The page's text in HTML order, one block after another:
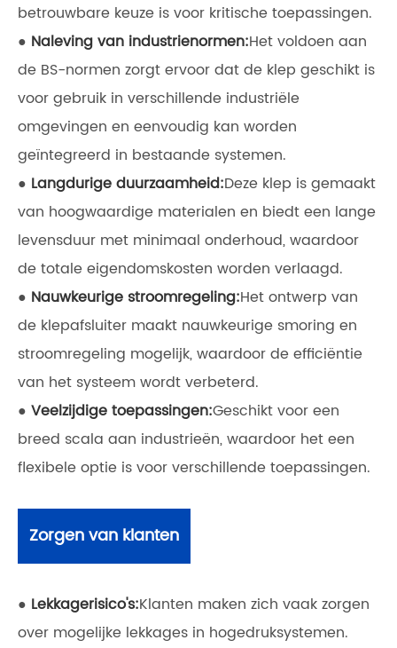
betrouwbare keuze is voor kritische toepassingen.
● Naleving van industrienormen:Het voldoen aan
de BS-normen zorgt ervoor dat de klep geschikt is
voor gebruik in verschillende industriële
omgevingen en eenvoudig kan worden
geïntegreerd in bestaande systemen.
● Langdurige duurzaamheid:Deze klep is gemaakt
van hoogwaardige materialen en biedt een lange
levensduur met minimaal onderhoud, waardoor
de totale eigendomskosten worden verlaagd.
● Nauwkeurige stroomregeling:Het ontwerp van
de klepafsluiter maakt nauwkeurige smoring en
stroomregeling mogelijk, waardoor de efficiëntie
van het systeem wordt verbeterd.
● Veelzijdige toepassingen:Geschikt voor een
breed scala aan industrieën, waardoor het een
flexibele optie is voor verschillende toepassingen.
Zorgen van klanten
● Lekkagerisico's:Klanten maken zich vaak zorgen
over mogelijke lekkages in hogedruksystemen.